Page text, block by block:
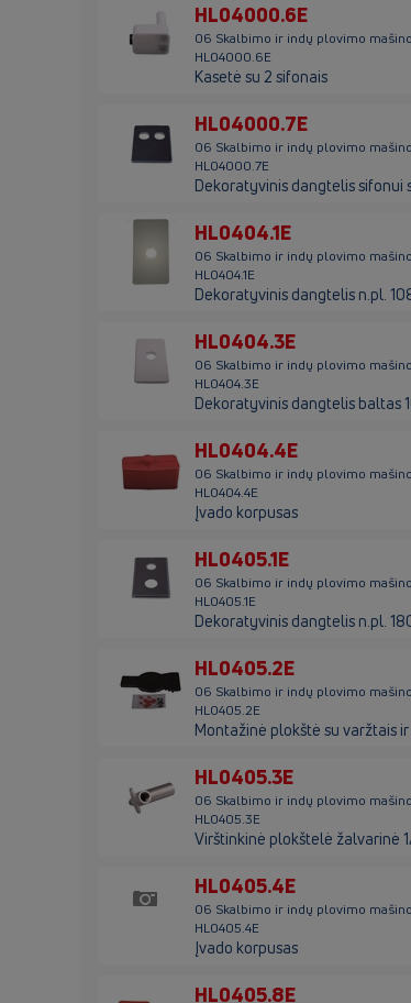
HL04000.6E
06 Skalbimo ir indų plovimo
HL04000.6E
Kasetė su 2 sifonais
HL04000.7E
06 Skalbimo ir indų plovimo
HL04000.7E
Dekoratyvinis dangtelis sifonui
HL0404.1E
06 Skalbimo ir indų plovimo
HL0404.1E
Dekoratyvinis dangtelis n.pl.
HL0404.3E
06 Skalbimo ir indų plovimo
HL0404.3E
Dekoratyvinis dangtelis baltas
HL0404.4E
06 Skalbimo ir indų plovimo
HL0404.4E
Įvado korpusas
HL0405.1E
06 Skalbimo ir indų plovimo
HL0405.1E
Dekoratyvinis dangtelis n.pl.
HL0405.2E
06 Skalbimo ir indų plovimo
HL0405.2E
Montažinė plokštė su varžtais
HL0405.3E
06 Skalbimo ir indų plovimo
HL0405.3E
Virštinkinė plokštelė žalvarinė
HL0405.4E
06 Skalbimo ir indų plovimo
HL0405.4E
Įvado korpusas
HL0405.8E